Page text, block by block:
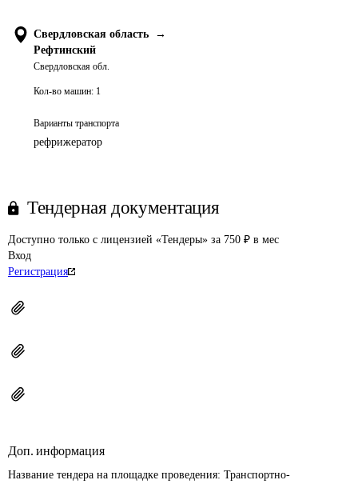
Свердловская область
→
Рефтинский
Свердловская обл.
Кол-во машин: 1
Варианты транспорта
рефрижератор
Тендерная документация
Доступно только с лицензией «Тендеры» за 750 ₽ в мес
Вход
Регистрация
Доп. информация
Название тендера на площадке проведения: Транспортно-